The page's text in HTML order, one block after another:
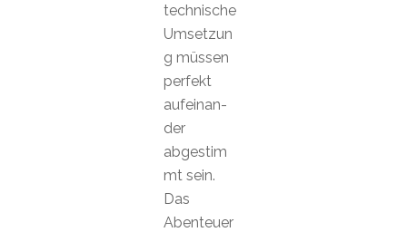
technische
Umsetzun
g müssen
perfekt
aufeinan-
der
abgestim
mt sein.
Das
Abenteuer